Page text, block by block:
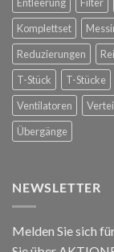
Komplettset
Reduzierungen
T-Stück
T-Stücke
Ventilatoren
Übergänge
NEWSLETTER
Melden Sie sich